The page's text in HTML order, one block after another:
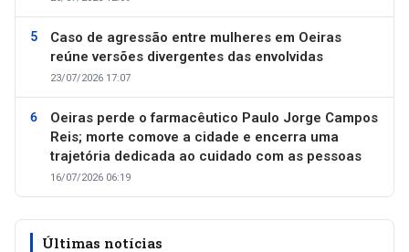
Caso de agressão entre mulheres em Oeiras
reúne versões divergentes das envolvidas
23/07/2026 17:07
Oeiras perde o farmacêutico Paulo Jorge Campos
Reis; morte comove a cidade e encerra uma
trajetória dedicada ao cuidado com as pessoas
16/07/2026 06:19
Últimas notícias